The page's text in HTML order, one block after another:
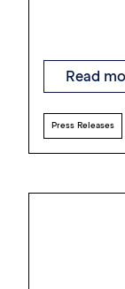
Read
Press Releases